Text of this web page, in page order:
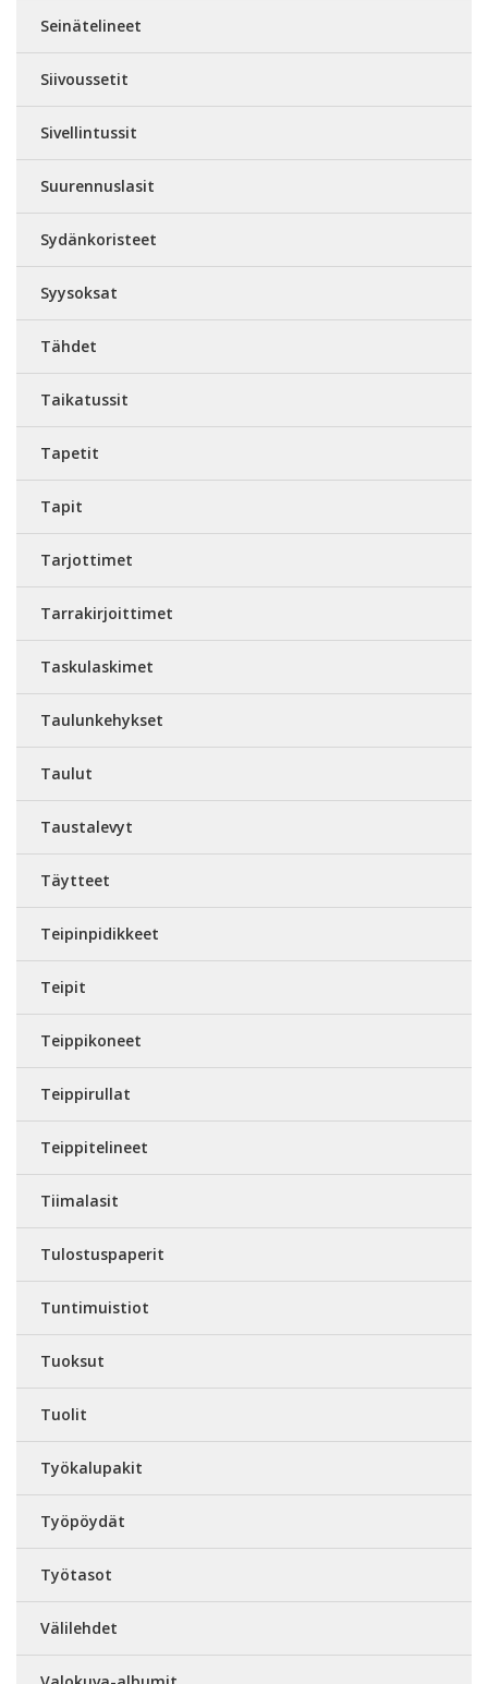
Seinätelineet
Siivoussetit
Sivellintussit
Suurennuslasit
Sydänkoristeet
Syysoksat
Tähdet
Taikatussit
Tapetit
Tapit
Tarjottimet
Tarrakirjoittimet
Taskulaskimet
Taulunkehykset
Taulut
Taustalevyt
Täytteet
Teipinpidikkeet
Teipit
Teippikoneet
Teippirullat
Teippitelineet
Tiimalasit
Tulostuspaperit
Tuntimuistiot
Tuoksut
Tuolit
Työkalupakit
Työpöydät
Työtasot
Välilehdet